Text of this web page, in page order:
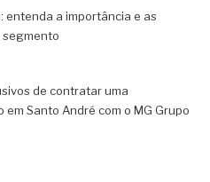
entenda a importância e as
de contratar uma
em Santo André com o MG Grupo